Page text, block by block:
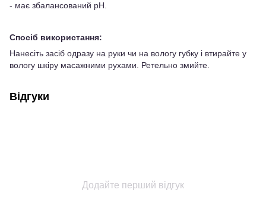
- має збалансований рН.
Спосіб використання:
Нанесіть засіб одразу на руки чи на вологу губку і втирайте у
вологу шкіру масажними рухами. Ретельно змийте.
Відгуки
Додайте перший відгук